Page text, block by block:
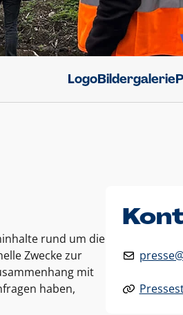
LogoBildergalerie
rund um die
Zwecke zur
mit
haben,